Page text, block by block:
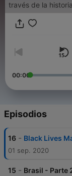
00:00
Episodios
16 - Black Lives
01 sep. 2020
15 - Brasil - Parte